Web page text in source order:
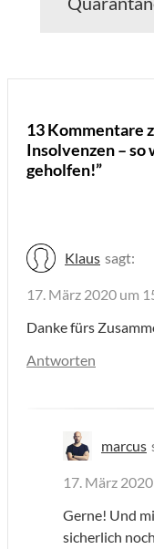
13 Kommentare
Insolvenzen –
geholfen!”
Klaus sagt:
17. März 2020 um
Danke fürs
Antworten
marcus
17. März
Gerne! Und
sicherlich